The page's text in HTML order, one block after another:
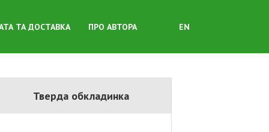
ТА ДОСТАВКА ПРО АВТОРА EN
Тверда обкладинка